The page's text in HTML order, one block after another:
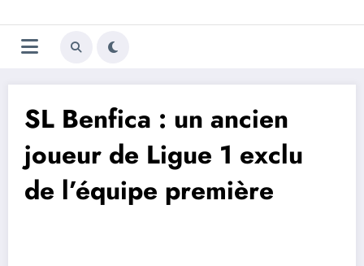
au
contenu
Trivela
L'actualité du football
SL Benfica : un ancien
joueur de Ligue 1 exclu
de l’équipe première